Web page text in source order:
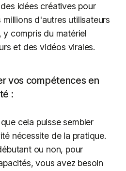
idées créatives pour
d'autres utilisateurs
y compris du matériel
et des vidéos virales.
vos compétences en
:
cela puisse sembler
nécessite de la pratique.
ou non, pour
vous avez besoin